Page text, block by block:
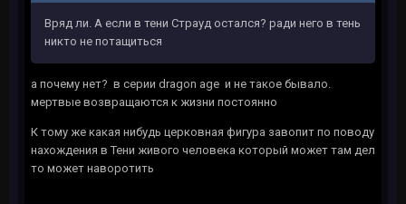
Вряд ли. А если в тени Страуд остался? ради него в тень
никто не потащиться
а почему нет? в серии dragon age и не такое бывало.
мертвые возвращаются к жизни постоянно
К тому же какая нибудь церковная фигура завопит по поводу
нахождения в Тени живого человека который может там дел
то может наворотить